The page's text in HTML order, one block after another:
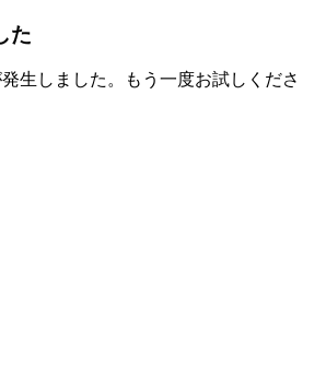
た
生しました。もう一度お試しくださ